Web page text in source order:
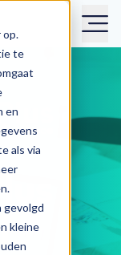
op.
te
en
als via
gevolgd
kleine